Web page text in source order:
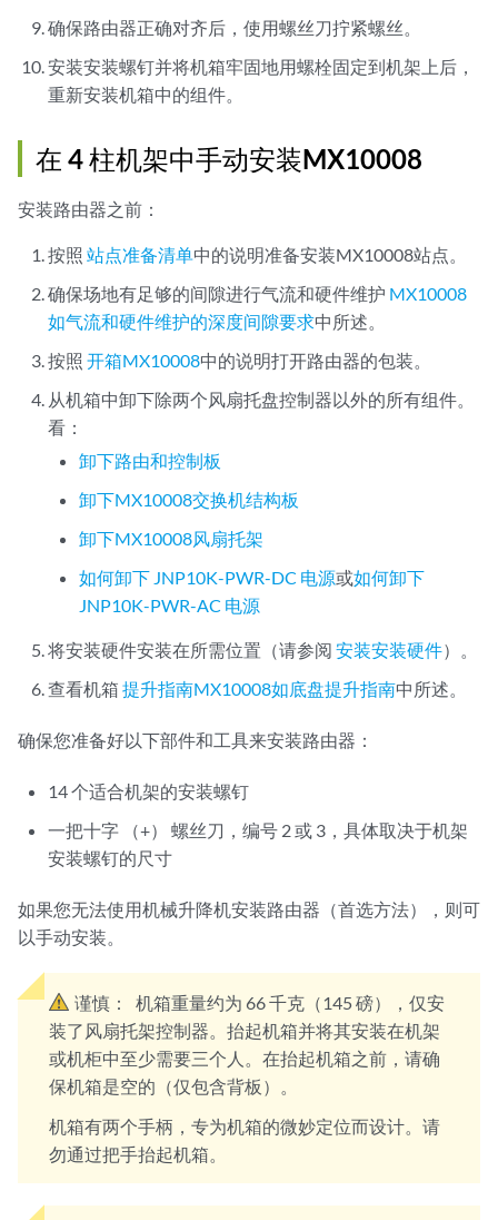
确保路由器正确对齐后，使用螺丝刀拧紧螺丝。
安装安装螺钉并将机箱牢固地用螺栓固定到机架上后，
重新安装机箱中的组件。
在 4 柱机架中手动安装MX10008
安装路由器之前：
按照站点准备清单中的说明准备安装MX10008站点。
确保场地有足够的间隙进行气流和硬件维护 MX10008
如气流和硬件维护的深度间隙要求中所述。
按照开箱MX10008中的说明打开路由器的包装。
从机箱中卸下除两个风扇托盘控制器以外的所有组件。
看：
卸下路由和控制板
卸下MX10008交换机结构板
卸下MX10008风扇托架
如何卸下 JNP10K-PWR-DC 电源或如何卸下
JNP10K-PWR-AC 电源
将安装硬件安装在所需位置（请参阅安装安装硬件）。
查看机箱提升指南MX10008如底盘提升指南中所述。
确保您准备好以下部件和工具来安装路由器：
14 个适合机架的安装螺钉
一把十字 （+） 螺丝刀，编号 2 或 3，具体取决于机架
安装螺钉的尺寸
如果您无法使用机械升降机安装路由器（首选方法），则可
以手动安装。
谨慎：
机箱重量约为 66 千克（145 磅），仅安
装了风扇托架控制器。抬起机箱并将其安装在机架
或机柜中至少需要三个人。在抬起机箱之前，请确
保机箱是空的（仅包含背板）。
机箱有两个手柄，专为机箱的微妙定位而设计。请
勿通过把手抬起机箱。